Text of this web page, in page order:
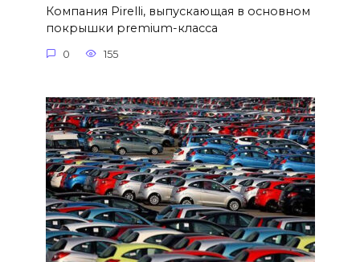
Компания Pirelli, выпускающая в основном
покрышки premium-класса
0 155